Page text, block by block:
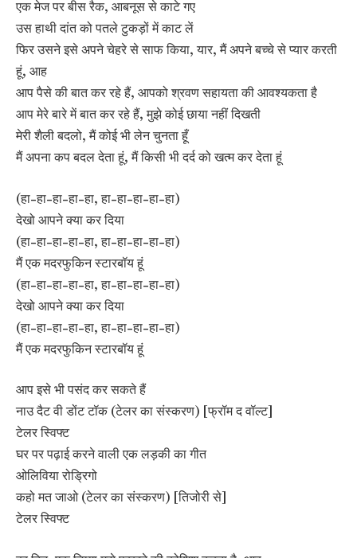
एक मेज पर बीस रैक, आबनूस से काटे गए
उस हाथी दांत को पतले टुकड़ों में काट लें
फिर उसने इसे अपने चेहरे से साफ किया, यार, मैं अपने बच्चे से प्यार करती
हूं, आह
आप पैसे की बात कर रहे हैं, आपको श्रवण सहायता की आवश्यकता है
आप मेरे बारे में बात कर रहे हैं, मुझे कोई छाया नहीं दिखती
मेरी शैली बदलो, मैं कोई भी लेन चुनता हूँ
मैं अपना कप बदल देता हूं, मैं किसी भी दर्द को खत्म कर देता हूं
(हा-हा-हा-हा-हा, हा-हा-हा-हा-हा)
देखो आपने क्या कर दिया
(हा-हा-हा-हा-हा, हा-हा-हा-हा-हा)
मैं एक मदरफुकिन स्टारबॉय हूं
(हा-हा-हा-हा-हा, हा-हा-हा-हा-हा)
देखो आपने क्या कर दिया
(हा-हा-हा-हा-हा, हा-हा-हा-हा-हा)
मैं एक मदरफुकिन स्टारबॉय हूं
आप इसे भी पसंद कर सकते हैं
नाउ दैट वी डोंट टॉक (टेलर का संस्करण) [फ्रॉम द वॉल्ट]
टेलर स्विफ्ट
​घर पर पढ़ाई करने वाली एक लड़की का गीत
ओलिविया रोड्रिगो
कहो मत जाओ (टेलर का संस्करण) [तिजोरी से]
टेलर स्विफ्ट